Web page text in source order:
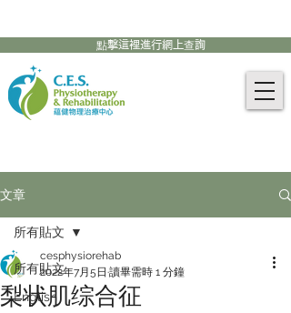
點擊這裡進行網上查詢
文章
所有貼文
English
所有貼文
梨状肌综合征
cesphysiorehab
2022年7月5日 讀畢需時 1 分鐘